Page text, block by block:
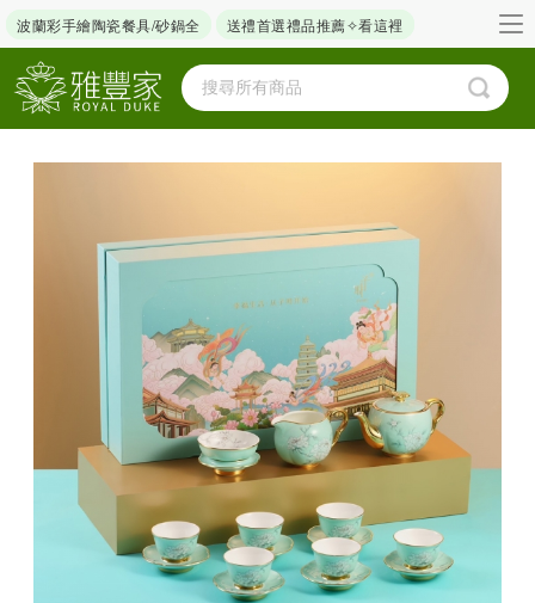
波蘭彩手繪陶瓷餐具/砂鍋全 送禮首選禮品推薦✧看這裡